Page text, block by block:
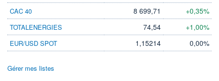
CAC 40 8 699,71 +0,35%
TOTALENERGIES 74,54 +1,00%
EUR/USD SPOT 1,15214 0,00%
Gérer mes listes